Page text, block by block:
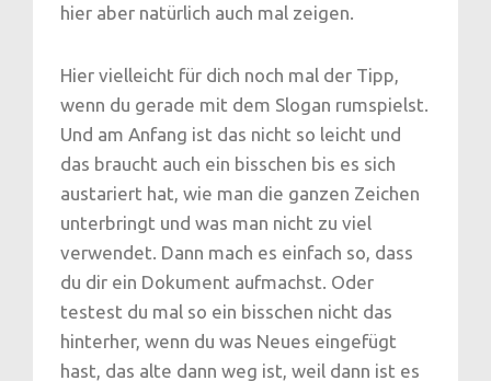
hier aber natürlich auch mal zeigen.
Hier vielleicht für dich noch mal der Tipp,
wenn du gerade mit dem Slogan rumspielst.
Und am Anfang ist das nicht so leicht und
das braucht auch ein bisschen bis es sich
austariert hat, wie man die ganzen Zeichen
unterbringt und was man nicht zu viel
verwendet. Dann mach es einfach so, dass
du dir ein Dokument aufmachst. Oder
testest du mal so ein bisschen nicht das
hinterher, wenn du was Neues eingefügt
hast, das alte dann weg ist, weil dann ist es